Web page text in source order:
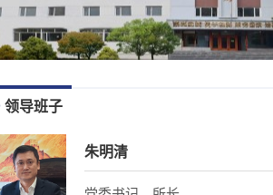
领导班子
朱明清